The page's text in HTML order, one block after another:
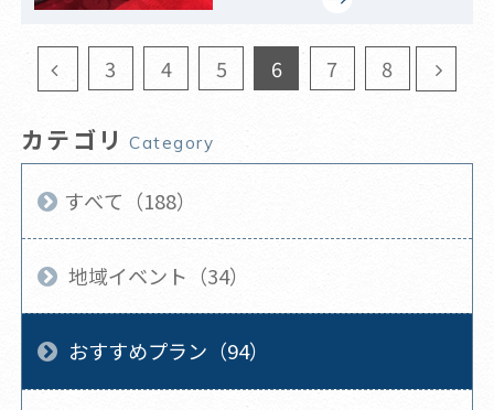
3 4 5 6 7 8
カテゴリ Category
すべて（188）
地域イベント（34）
おすすめプラン（94）